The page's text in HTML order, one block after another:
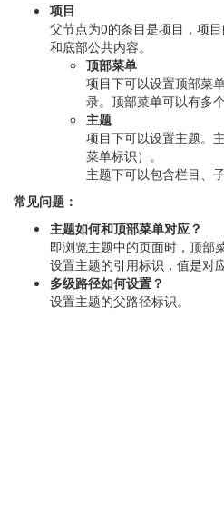
项目
父节点为0的条目是项目，项
和底部公共内容。
顶部菜单
项目下可以设置顶部菜
录。顶部菜单可以有多
主题
项目下可以设置主题。
菜单标识）。
主题下可以包含栏目、
常见问题：
主题如何和顶部菜单对应？
即浏览主题中的页面时，顶部
设置主题的引用标识，值是对
多级路径如何设置？
设置主题的父路径标识。